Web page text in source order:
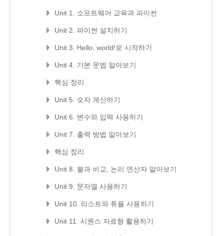
Unit 1. 소프트웨어 교육과 파이썬
Unit 2. 파이썬 설치하기
Unit 3. Hello, world!로 시작하기
Unit 4. 기본 문법 알아보기
핵심 정리
Unit 5. 숫자 계산하기
Unit 6. 변수와 입력 사용하기
Unit 7. 출력 방법 알아보기
핵심 정리
Unit 8. 불과 비교, 논리 연산자 알아보기
Unit 9. 문자열 사용하기
Unit 10. 리스트와 튜플 사용하기
Unit 11. 시퀀스 자료형 활용하기